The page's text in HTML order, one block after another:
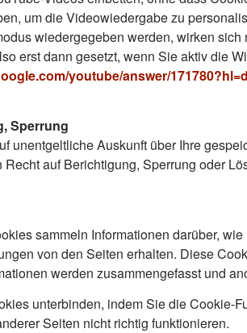
um die Videowiedergabe zu
wiedergegeben werden, wirken
erst dann gesetzt, wenn Sie aktiv die
youtube/answer/
Sperrung
unentgeltliche Auskunft über Ihre
auf Berichtigung, Sperrung oder
sammeln Informationen darüber,
von den Seiten erhalten. Diese
werden zusammengefasst und
unterbinden, indem Sie die Cookie-
Seiten nicht richtig funktionieren.